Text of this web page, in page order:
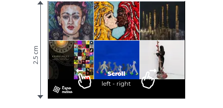
2.5 cm
Scroll
left - right